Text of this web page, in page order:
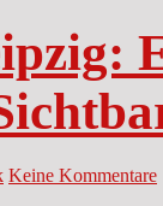
Keine Kommentare